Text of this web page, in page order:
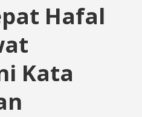
Hafal
Kata